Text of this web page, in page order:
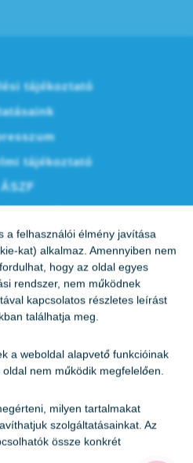
a felhasználói élmény javítása
kat) alkalmaz. Amennyiben nem
hogy az oldal egyes
rendszer, nem működnek
kapcsolatos részletes leírást
találhatja meg.
a weboldal alapvető funkcióinak
nem működik megfelelően.
milyen tartalmakat
szolgáltatásainkat. Az
össze konkrét
tájékoztató
tájékoztató
ÁSZF